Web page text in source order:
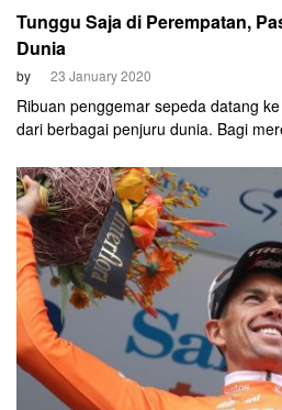
Tunggu Saja di Perempatan,
Dunia
by 23 January 2020
Ribuan penggemar sepeda datang
dari berbagai penjuru dunia. Bagi
kesempatan langka: Bertemu
dunia untuk foto bersama dan berburu